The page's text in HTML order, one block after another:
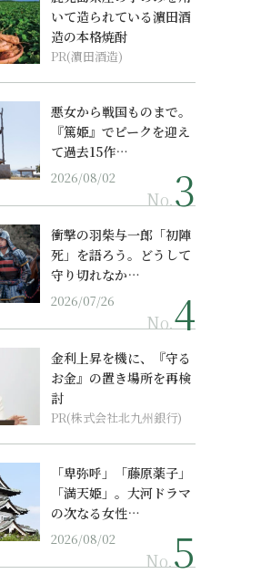
いて造られている濵田酒
造の本格焼酎
PR(濵田酒造)
悪女から戦国ものまで。
『篤姫』でピークを迎え
て過去15作…
2026/08/02
No.
衝撃の羽柴与一郎「初陣
死」を語ろう。どうして
守り切れなか…
2026/07/26
No.
金利上昇を機に、『守る
お金』の置き場所を再検
討
PR(株式会社北九州銀行)
「卑弥呼」「藤原薬子」
「満天姫」。大河ドラマ
の次なる女性…
2026/08/02
No.